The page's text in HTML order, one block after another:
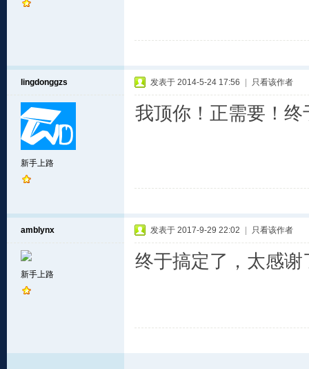
lingdonggzs
新手上路
发表于 2014-5-24 17:56 只看该作者
我顶你！正需要！终
amblynx
新手上路
发表于 2017-9-29 22:02 只看该作者
终于搞定了，太感谢